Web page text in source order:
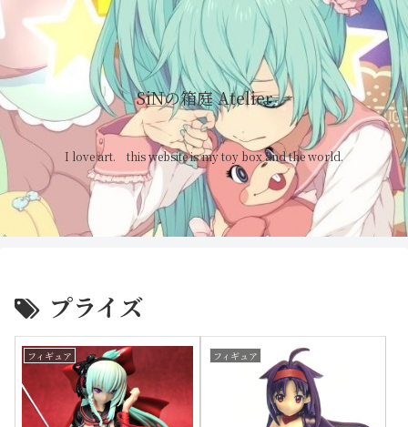
SiNの箱庭 Atelier
I love art. this website is my toy box and the world.
プライズ
フィギュア フィギュア